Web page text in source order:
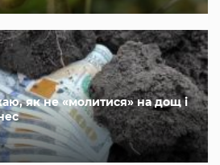
як не «молитися» на дощ і